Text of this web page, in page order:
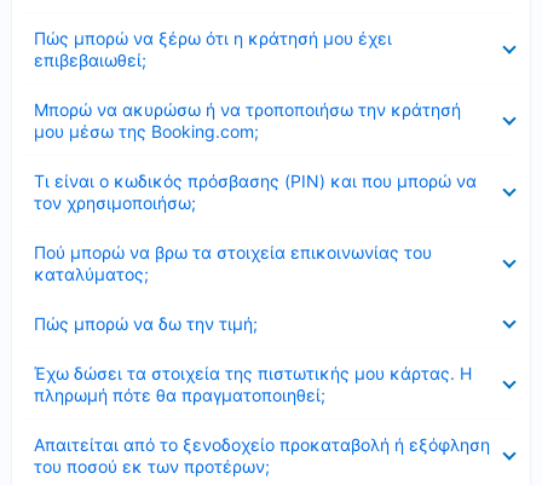
Πώς μπορώ να ξέρω ότι η κράτησή μου έχει
επιβεβαιωθεί;
Μπορώ να ακυρώσω ή να τροποποιήσω την κράτησή
μου μέσω της Booking.com;
Τι είναι ο κωδικός πρόσβασης (PIN) και που μπορώ να
τον χρησιμοποιήσω;
Πού μπορώ να βρω τα στοιχεία επικοινωνίας του
καταλύματος;
Πώς μπορώ να δω την τιμή;
Έχω δώσει τα στοιχεία της πιστωτικής μου κάρτας. Η
πληρωμή πότε θα πραγματοποιηθεί;
Απαιτείται από το ξενοδοχείο προκαταβολή ή εξόφληση
του ποσού εκ των προτέρων;